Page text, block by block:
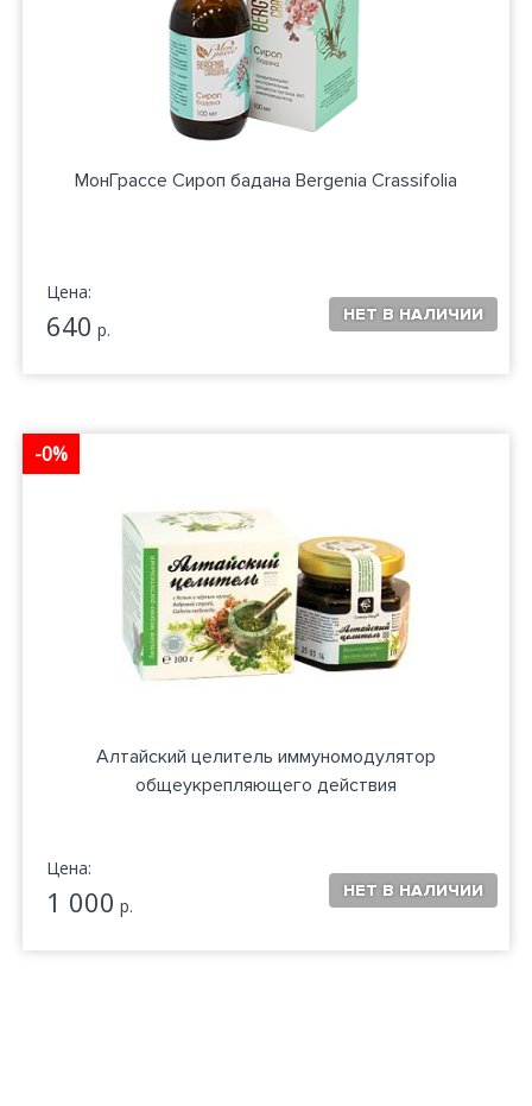
МонГрассе Сироп бадана Bergenia Crassifolia
Цена:
640 р.
-0%
Алтайский целитель иммуномодулятор
общеукрепляющего действия
Цена:
1 000 р.